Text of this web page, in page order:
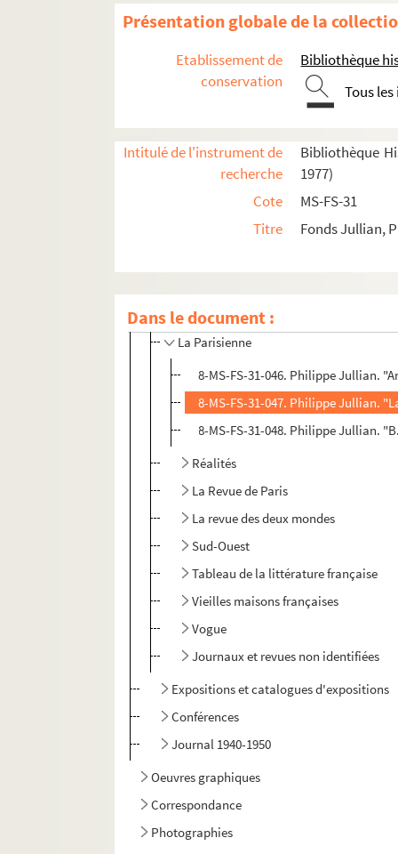
Présentation globale de la
Etablissement de
conservation
Bibliothèque
Tous
Intitulé de l'instrument de
recherche
Bibliothèque
1977)
Cote
MS-FS-31
Titre
Fonds Jullian,
Dans le document :
Architectural Digest Archive
Arts Lettres Spectacles Musiques
Candide
Chronique pour France Culture
Connaissance des arts
Le Crapouillot
Plaisir de France
La Parisienne
8-MS-FS-31-046. Philippe Jullian.
8-MS-FS-31-047. Philippe Jullian.
8-MS-FS-31-048. Philippe Jullian.
Réalités
La Revue de Paris
La revue des deux mondes
Sud-Ouest
Tableau de la littérature française
Vieilles maisons françaises
Vogue
Journaux et revues non identifiées
Expositions et catalogues d'expositions
Conférences
Journal 1940-1950
Oeuvres graphiques
Correspondance
Photographies